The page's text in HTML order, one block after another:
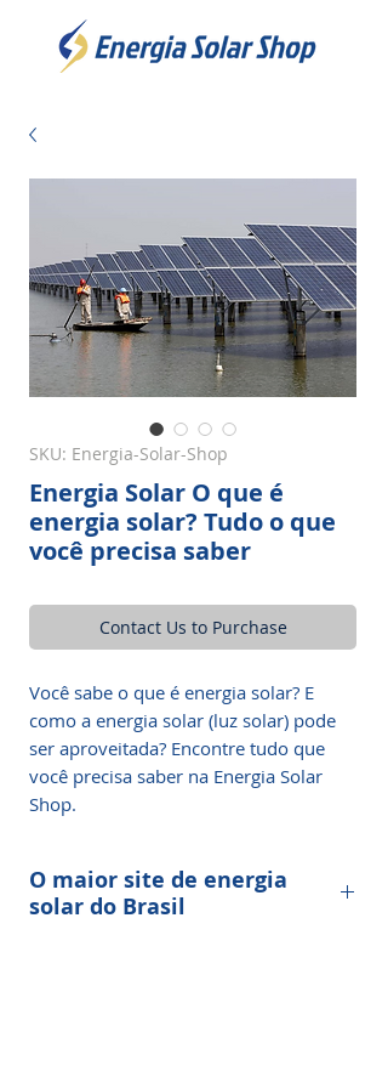
SKU: Energia-Solar-Shop
Energia Solar O que é
energia solar? Tudo o que
você precisa saber
Contact Us to Purchase
Você sabe o que é energia solar? E
como a energia solar (luz solar) pode
ser aproveitada? Encontre tudo que
você precisa saber na Energia Solar
Shop.
O maior site de energia
solar do Brasil